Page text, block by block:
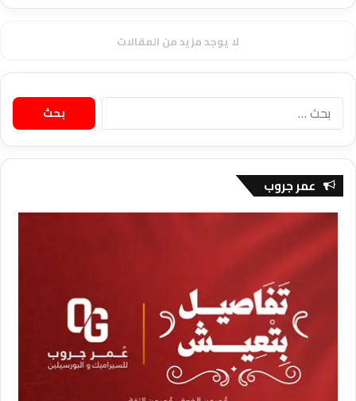
لا يوجد مزيد من المقالات
البحث
عن:
عمر جروب